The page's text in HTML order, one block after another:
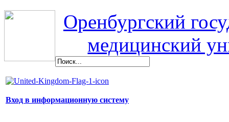
Оренбургский
медицинский
Вход в информационную систему